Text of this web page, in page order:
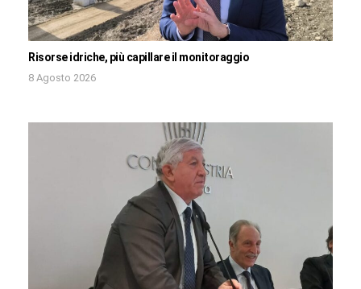
Risorse idriche, più capillare il monitoraggio
8 Agosto 2026